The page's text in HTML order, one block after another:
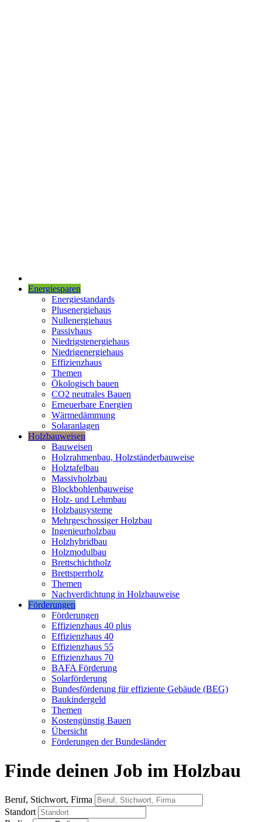
Energiesparen
Energiestandards
Plusenergiehaus
Nullenergiehaus
Passivhaus
Niedrigstenergiehaus
Niedrigenergiehaus
Effizienzhaus
Themen
Ökologisch bauen
CO2 neutrales Bauen
Erneuerbare Energien
Wärmedämmung
Solaranlagen
Holzbauweisen
Bauweisen
Holzrahmenbau, Holzständerbauweise
Holztafelbau
Massivholzbau
Blockbohlenbauweise
Holz- und Lehmbau
Holzbausysteme
Mehrgeschossiger Holzbau
Ingenieurholzbau
Holzhybridbau
Holzmodulbau
Brettschichtholz
Brettsperrholz
Themen
Nachverdichtung in Holzbauweise
Förderungen
Förderungen
Effizienzhaus 40 plus
Effizienzhaus 40
Effizienzhaus 55
Effizienzhaus 70
BAFA Förderung
Solarförderung
Bundesförderung für effiziente Gebäude (BEG)
Baukindergeld
Themen
Kostengünstig Bauen
Übersicht
Förderungen der Bundesländer
Finde deinen Job im Holzbau
Beruf, Stichwort, Firma
Standort